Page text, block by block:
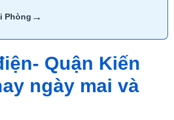
Phòng →
Quận Kiến
ngày mai và